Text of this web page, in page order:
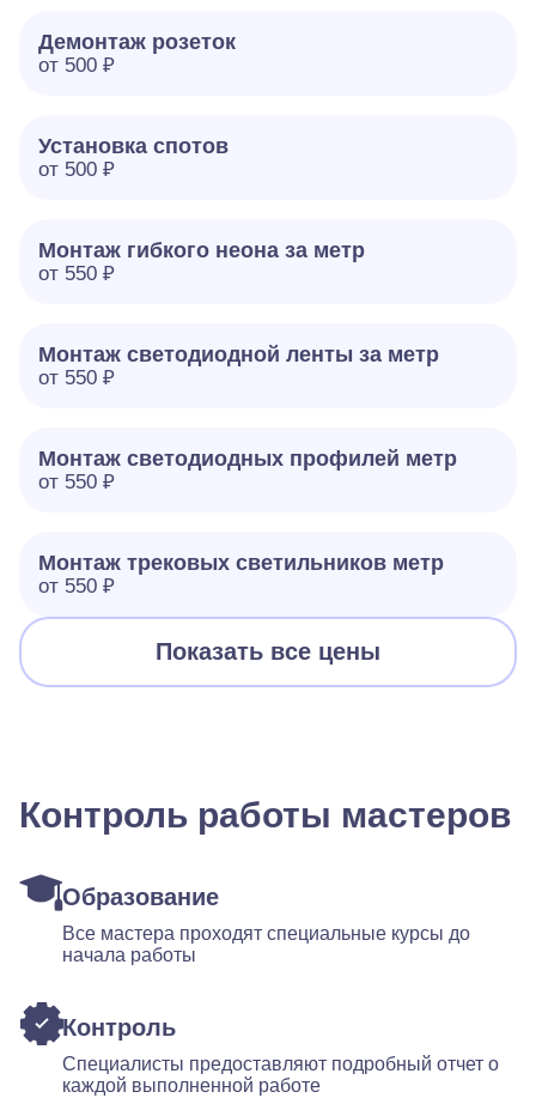
Демонтаж розеток
от 500 ₽
Установка спотов
от 500 ₽
Монтаж гибкого неона за метр
от 550 ₽
Монтаж светодиодной ленты за метр
от 550 ₽
Монтаж светодиодных профилей метр
от 550 ₽
Монтаж трековых светильников метр
от 550 ₽
Показать все цены
Контроль работы мастеров
Образование
Все мастера проходят специальные курсы до
начала работы
Контроль
Специалисты предоставляют подробный отчет о
каждой выполненной работе